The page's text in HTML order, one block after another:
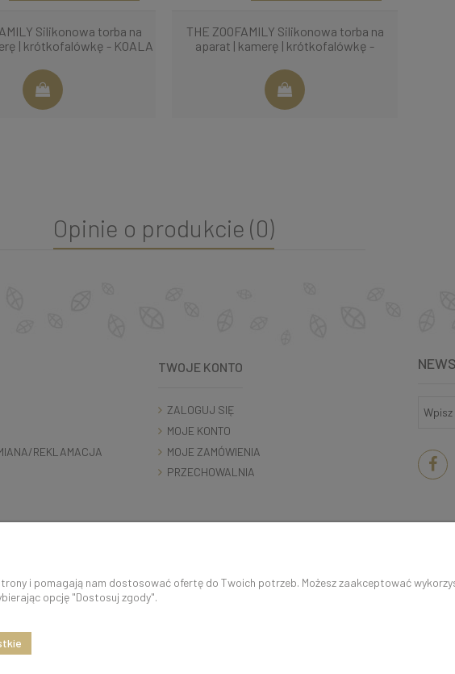
Silikonowa torba na
| krótkofalówkę - KOALA
THE ZOOFAMILY Silikonowa torba na
aparat | kamerę | krótkofalówkę -
Opinie o produkcie (0)
REKLAMACJA
TWOJE KONTO
ZALOGUJ SIĘ
MOJE KONTO
MOJE ZAMÓWIENIA
PRZECHOWALNIA
i pomagają nam dostosować ofertę do Twoich potrzeb. Możesz zaakceptować
opcję "Dostosuj zgody".